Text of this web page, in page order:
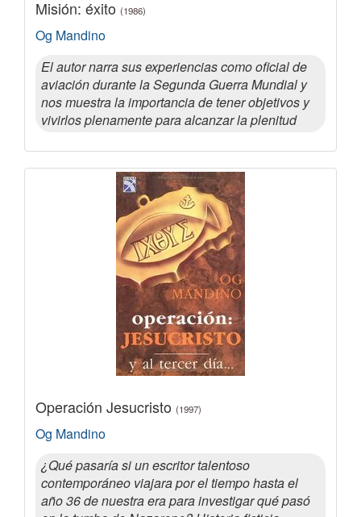
Misión: éxito (1986)
Og Mandino
El autor narra sus experiencias como oficial de
aviación durante la Segunda Guerra Mundial y
nos muestra la importancia de tener objetivos y
vivirlos plenamente para alcanzar la plenitud
Operación Jesucristo (1997)
Og Mandino
¿Qué pasaría si un escritor talentoso
contemporáneo viajara por el tiempo hasta el
año 36 de nuestra era para investigar qué pasó